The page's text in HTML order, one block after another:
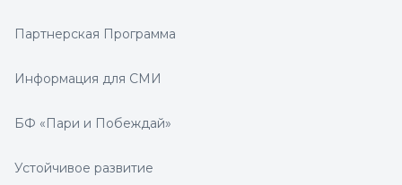
Партнерская Программа
Информация для СМИ
БФ «Пари и Побеждай»
Устойчивое развитие